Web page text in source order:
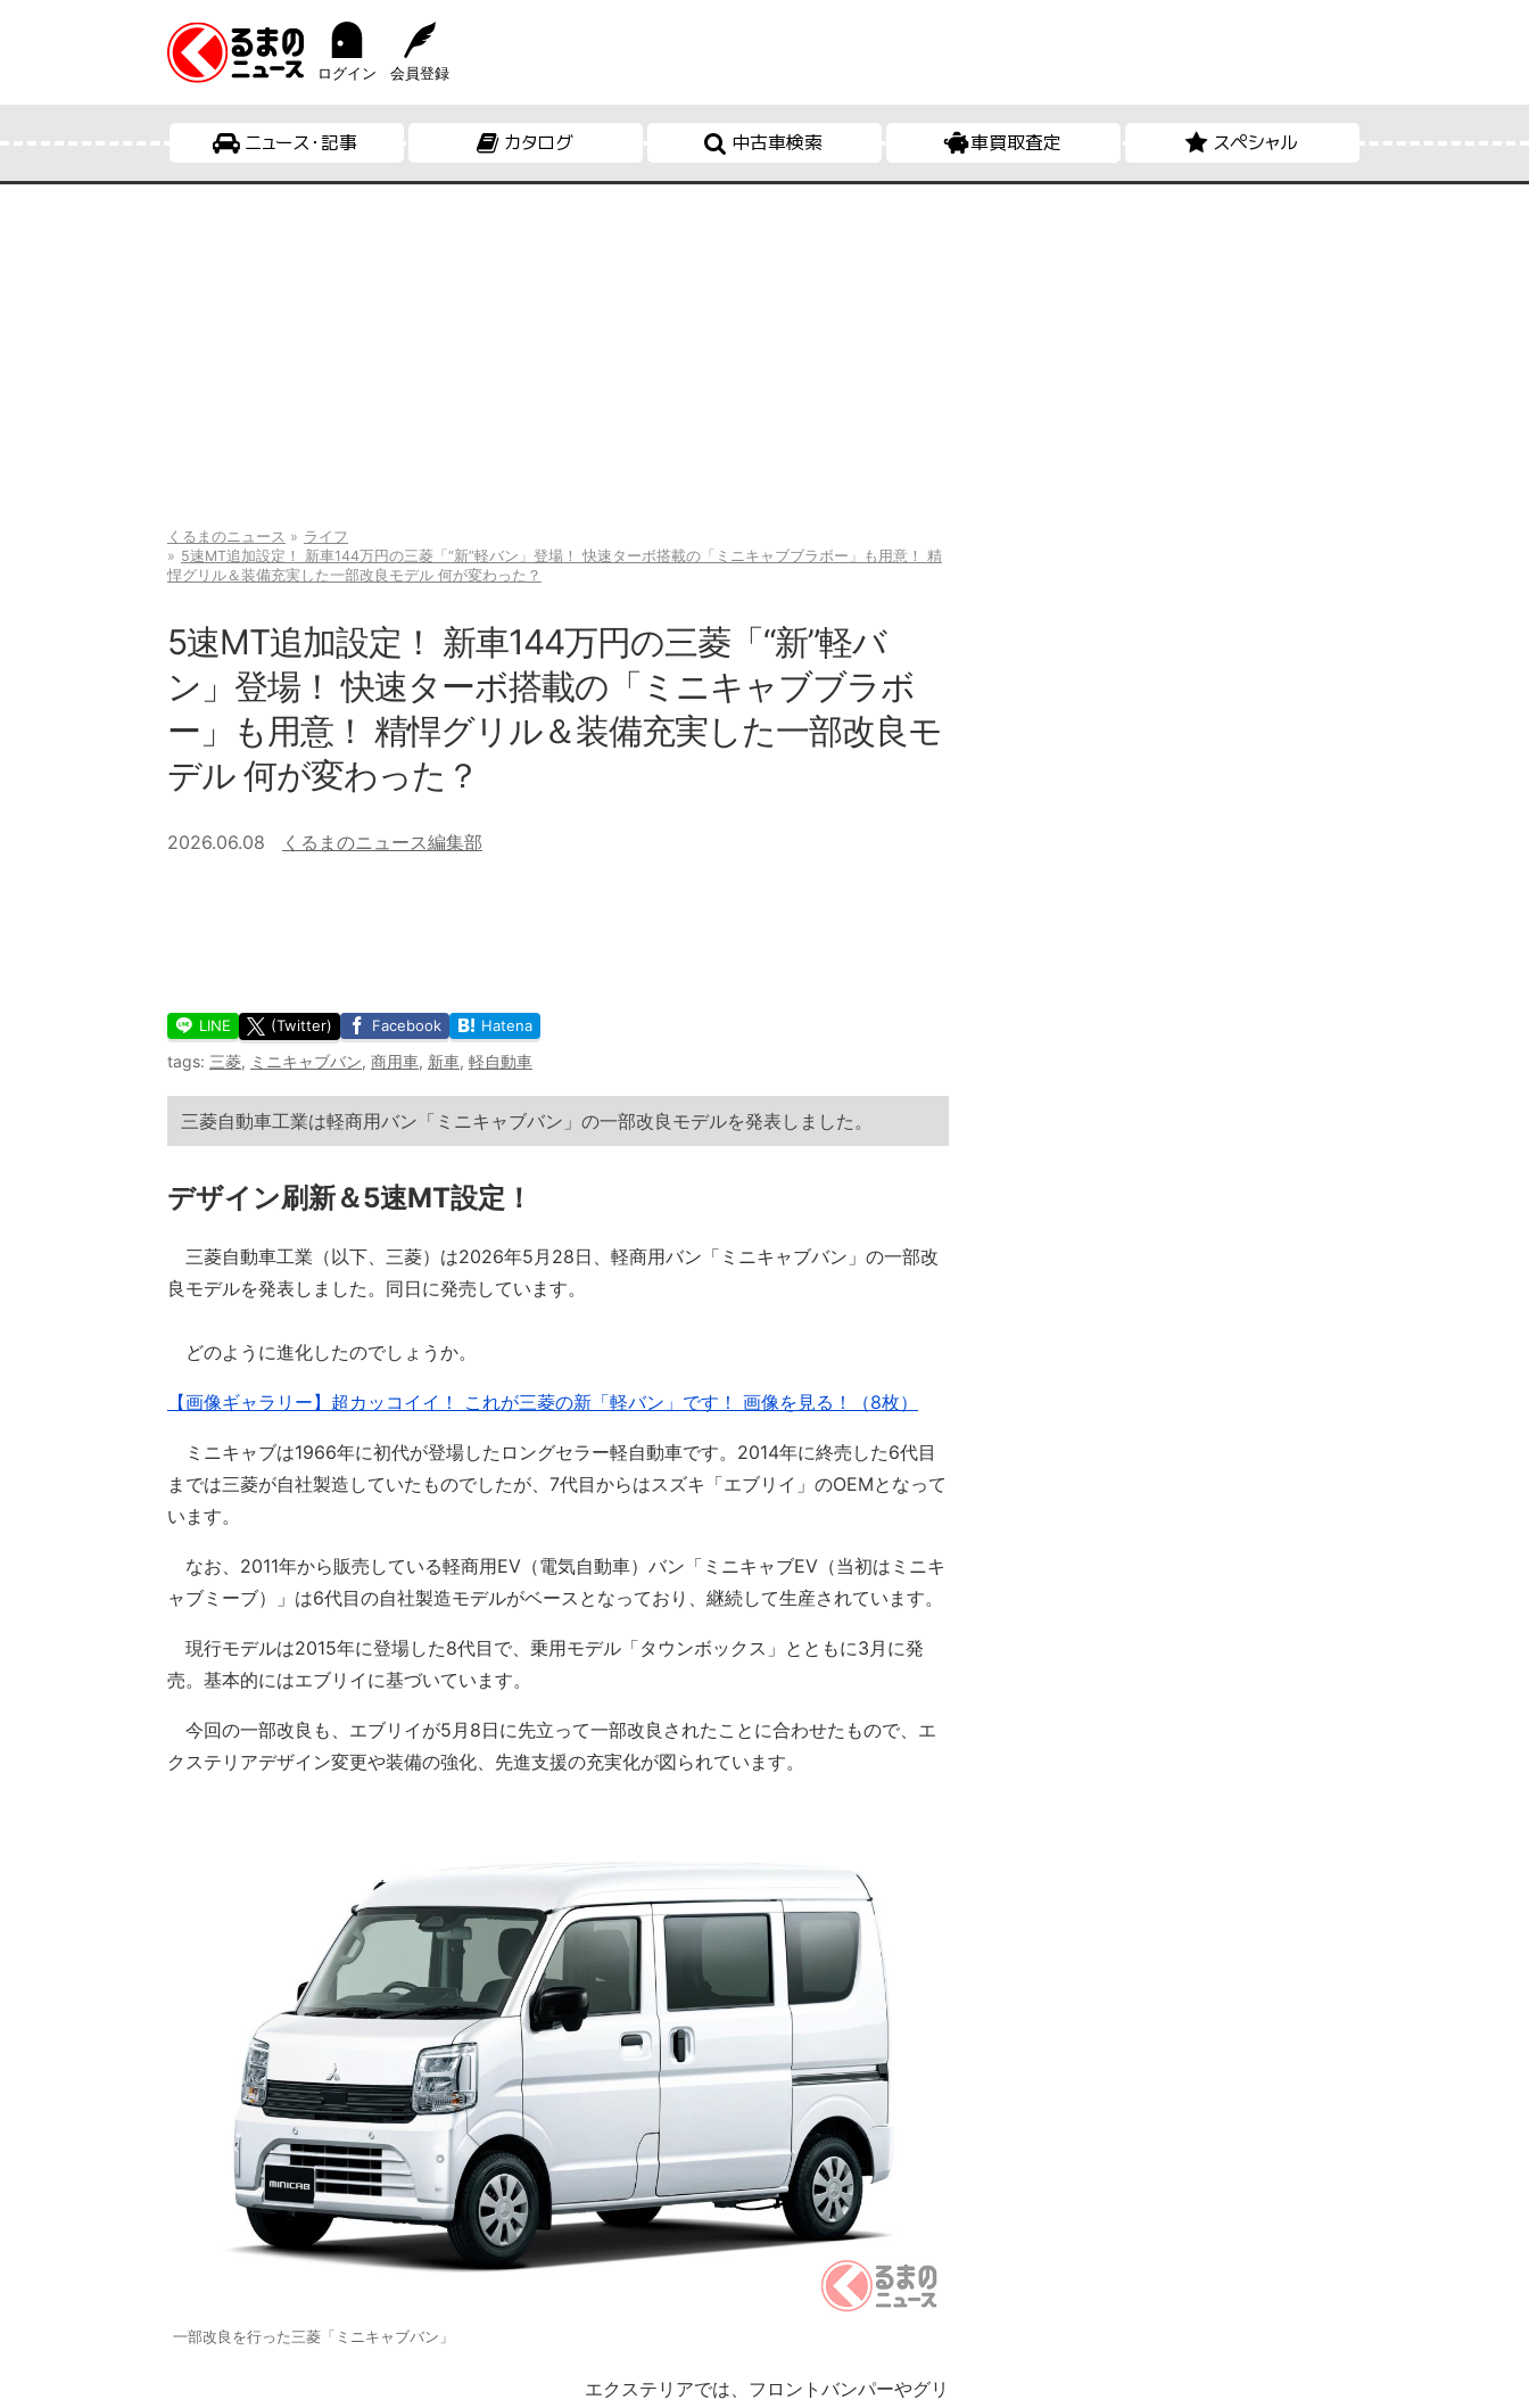
ログイン 会員登録
ニュース・記事 カタログ 中古車検索 車買取査定 スペシャル
くるまのニュース
ライフ
5速MT追加設定！ 新車144万円の三菱「“新”軽バン」登場！ 快速ターボ搭載の「ミニキャブブラボー」も用意！ 精
悍グリル＆装備充実した一部改良モデル 何が変わった？
5速MT追加設定！ 新車144万円の三菱「“新”軽バ
ン」登場！ 快速ターボ搭載の「ミニキャブブラボ
ー」も用意！ 精悍グリル＆装備充実した一部改良モ
デル 何が変わった？
2026.06.08 くるまのニュース編集部
LINE (Twitter) Facebook Hatena
tags: 三菱, ミニキャブバン, 商用車, 新車, 軽自動車
三菱自動車工業は軽商用バン「ミニキャブバン」の一部改良モデルを発表しました。
デザイン刷新＆5速MT設定！
三菱自動車工業（以下、三菱）は2026年5月28日、軽商用バン「ミニキャブバン」の一部改
良モデルを発表しました。同日に発売しています。
どのように進化したのでしょうか。
【画像ギャラリー】超カッコイイ！ これが三菱の新「軽バン」です！ 画像を見る！（8枚）
ミニキャブは1966年に初代が登場したロングセラー軽自動車です。2014年に終売した6代目
までは三菱が自社製造していたものでしたが、7代目からはスズキ「エブリイ」のOEMとなって
います。
なお、2011年から販売している軽商用EV（電気自動車）バン「ミニキャブEV（当初はミニキ
ャブミーブ）」は6代目の自社製造モデルがベースとなっており、継続して生産されています。
現行モデルは2015年に登場した8代目で、乗用モデル「タウンボックス」とともに3月に発
売。基本的にはエブリイに基づいています。
今回の一部改良も、エブリイが5月8日に先立って一部改良されたことに合わせたもので、エ
クステリアデザイン変更や装備の強化、先進支援の充実化が図られています。
一部改良を行った三菱「ミニキャブバン」
エクステリアでは、フロントバンパーやグリ